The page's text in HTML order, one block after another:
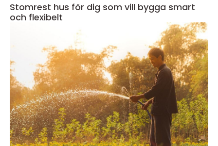
Stomrest hus för dig som vill bygga smart
och flexibelt